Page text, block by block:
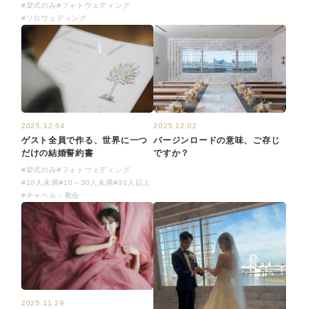
#挙式のみ#フォトウェディング
#ソロウェディング
2025.12.04
ゲスト全員で作る、世界に一つ
だけの結婚誓約書
#挙式のみ#フォトウェディング
#10人未満#10～30人未満#30人以上
#チャペル・教会
2025.12.02
バージンロードの意味、ご存じ
ですか？
2025.11.29